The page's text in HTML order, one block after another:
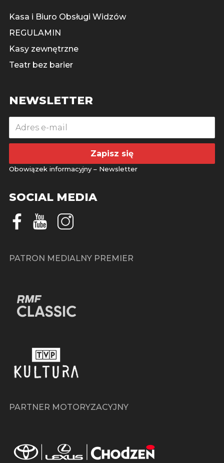
Kasa i Biuro Obsługi Widzów
REGULAMIN
Kasy zewnętrzne
Teatr bez barier
NEWSLETTER
Zapisz się
Obowiązek informacyjny – Newsletter
SOCIAL MEDIA
PATRON MEDIALNY PREMIER
PARTNER MOTORYZACYJNY